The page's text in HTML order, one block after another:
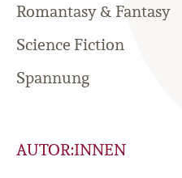
Romantasy & Fantasy
Science Fiction
Spannung
AUTOR:INNEN